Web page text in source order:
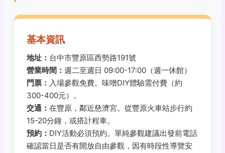
基本資訊
地址： 台中市豐原區西勢路191號
營業時間： 週二至週日 09:00-17:00（週一休館）
門票： 入場參觀免費。味噌DIY體驗需付費（約
300-400元）。
交通： 在豐原，鄰近慈濟宮。從豐原火車站步行約
15-20分鐘，或搭計程車。
預約： DIY活動必須預約。單純參觀建議出發前電話
確認當日是否有開放自由參觀，因有時段性導覽安